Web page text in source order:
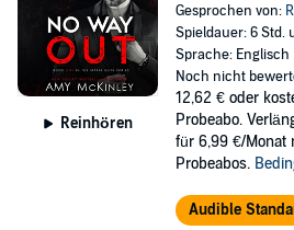
easy changes, when they come face-to-
never walk away.
Born into one of the most powerful
Liliana Brambilla is a pawn in her
leave until he sets her free. The only
prison for another, in the form of her
When her father assigns a new
She thinks he’s her enemy. The truth is,
Reinhören
Gesprochen von:
Spieldauer: 6 Std.
Sprache: Englisch
Noch nicht
12,62 € oder
Probeabo.
für 6,99 €/Monat
Probeabos.
Audible